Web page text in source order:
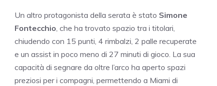
Un altro protagonista della serata è stato Simone
Fontecchio , che ha trovato spazio tra i titolari,
chiudendo con 15 punti, 4 rimbalzi, 2 palle recuperate
e un assist in poco meno di 27 minuti di gioco. La sua
capacità di segnare da oltre l’arco ha aperto spazi
preziosi per i compagni, permettendo a Miami di